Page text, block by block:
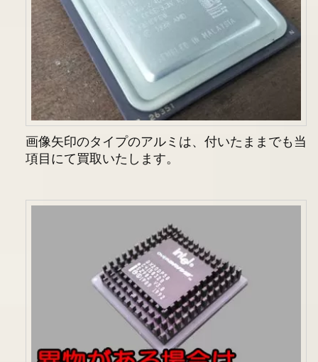
画像矢印のタイプのアルミは、付いたままでも当
項目にて買取いたします。